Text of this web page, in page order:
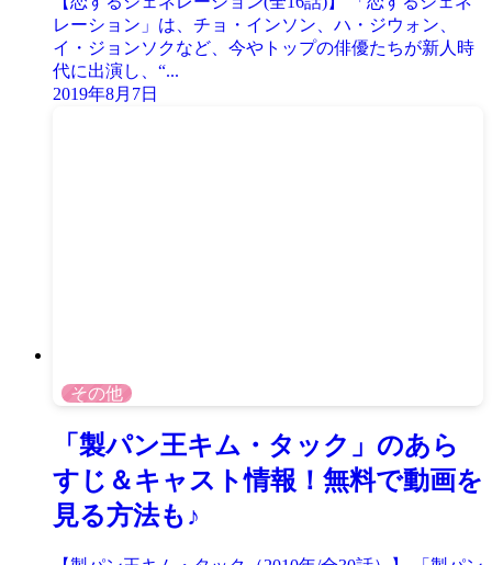
レーション」は、チョ・インソン、ハ・ジウォン、
イ・ジョンソクなど、今やトップの俳優たちが新人時
代に出演し、“...
2019年8月7日
その他
「製パン王キム・タック」のあら
すじ＆キャスト情報！無料で動画を
見る方法も♪